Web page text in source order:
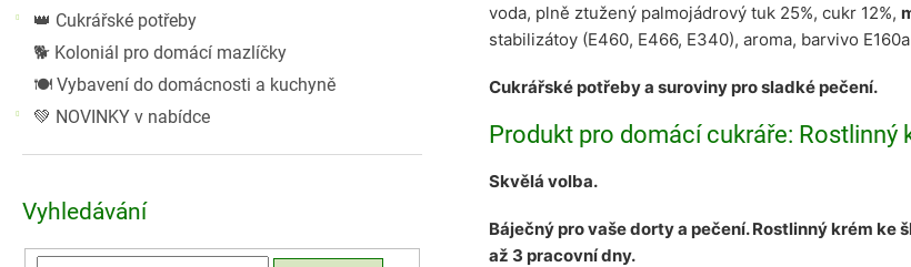
👑 Cukrářské potřeby
🐕 Koloniál pro domácí mazlíčky
🍽️ Vybavení do domácnosti a kuchyně
💚 NOVINKY v nabídce
Vyhledávání
voda, plně ztužený palmojádrový tuk 25%, cukr 12%,
stabilizátoy (E460, E466, E340), aroma, barvivo E160a
Cukrářské potřeby a suroviny pro sladké pečení.
Produkt pro domácí cukráře: Rostlinný
Skvělá volba.
Báječný pro vaše dorty a pečení. Rostlinný krém ke
až 3 pracovní dny.